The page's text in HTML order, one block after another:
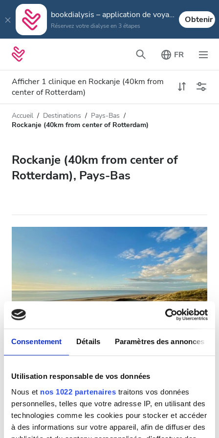
Consentement Détails Paramètres des annonces
Utilisation responsable de vos données
Nous et nos 1022 partenaires traitons vos données
personnelles, telles que votre adresse IP, en utilisant des
technologies comme les cookies pour stocker et accéder
à des informations sur votre appareil, afin de diffuser des
bookdialysis – application de voyage
Réservez votre dialyse en 3 étapes
Obtenir
FR
Afficher 1 clinique en Rockanje (40km from
center of Rotterdam)
Type de dialyse
Dialyse HD
Dialyse HDF
Accepte
Patients porteurs de l’hépatite B
Patients porteurs de l’hépatite C
CEAM
Équipements
Rafraîchissements
Wi-Fi gratuit
Écrans TV
Distance
Appréciation
Prix
Accueil Destinations
Pays-Bas
Rockanje (40km from center of Rotterdam)
Rockanje (40km from center of
Rotterdam), Pays-Bas
Dialyse Kliniek Nederland
Rockanje (40km from center of Rotterdam), Pays-Bas
0,27 km du centre-ville
Excellent
3 Avis
Couvert par la GHIC
Rafraîchissements Wi-Fi gratuit Parking gratuit
Par traitement
Dialyse HD 625 €
Réserver